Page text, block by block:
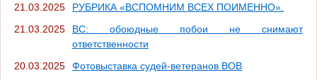
21.03.2025
РУБРИКА «ВСПОМНИМ ВСЕХ ПОИМЕННО».
21.03.2025
ВС: обоюдные побои не снимают
ответственности
20.03.2025
Фотовыставка судей-ветеранов ВОВ